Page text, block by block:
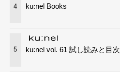
4 ku:nel Books
5 ku:nel vol. 61 試し読みと目次